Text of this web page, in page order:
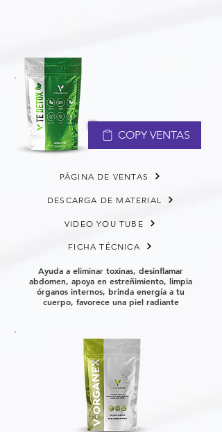
COPY VENTAS
PÁGINA DE VENTAS
DESCARGA DE MATERIAL
VIDEO YOU TUBE
FICHA TÉCNICA
Ayuda a eliminar toxinas, desinflamar
abdomen, apoya en estreñimiento, limpia
órganos internos, brinda energía a tu
cuerpo, favorece una piel radiante